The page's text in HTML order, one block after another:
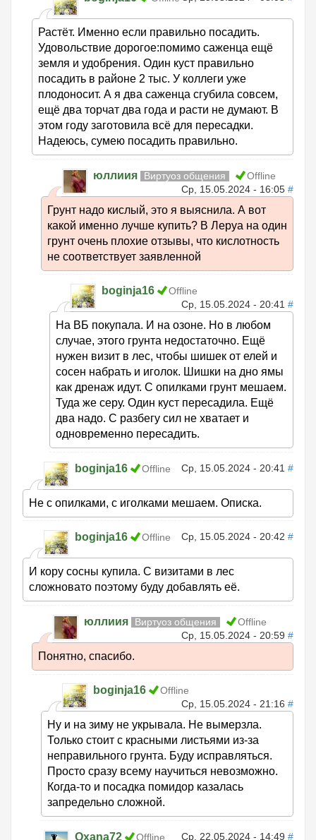
Растёт. Именно если правильно посадить.
Удовольствие дорогое:помимо саженца ещё
земля и удобрения. Один куст правильно
посадить в районе 2 тыс. У коллеги уже
плодоносит. А я два саженца сгубила совсем,
ещё два торчат два года и расти не думают. В
этом году заготовила всё для пересадки.
Надеюсь, сумею посадить правильно.
юллиия Виртуоз общения
Offline
Ср, 15.05.2024 - 16:05 #
Грунт надо кислый, это я выяснила. А вот
какой именно лучше купить? В Леруа на один
грунт очень плохие отзывы, что кислотность
не соответствует заявленной
boginja16
Offline
Ср, 15.05.2024 - 20:41 #
На ВБ покупала. И на озоне. Но в любом
случае, этого грунта недостаточно. Ещё
нужен визит в лес, чтобы шишек от елей и
сосен набрать и иголок. Шишки на дно ямы
как дренаж идут. С опилками грунт мешаем.
Туда же серу. Один куст пересадила. Ещё
два надо. С разбегу сил не хватает и
одновременно пересадить.
boginja16 Offline Ср, 15.05.2024 - 20:41 #
Не с опилками, с иголками мешаем. Описка.
boginja16 Offline Ср, 15.05.2024 - 20:42 #
И кору сосны купила. С визитами в лес
сложновато поэтому буду добавлять её.
юллиия Виртуоз общения
Offline
Ср, 15.05.2024 - 20:59 #
Понятно, спасибо.
boginja16
Offline
Ср, 15.05.2024 - 21:16 #
Ну и на зиму не укрывала. Не вымерзла.
Только стоит с красными листьями из-за
неправильного грунта. Буду исправляться.
Просто сразу всему научиться невозможно.
Когда-то и посадка помидор казалась
запредельно сложной.
Oxana72 Offline Ср, 22.05.2024 - 14:49 #